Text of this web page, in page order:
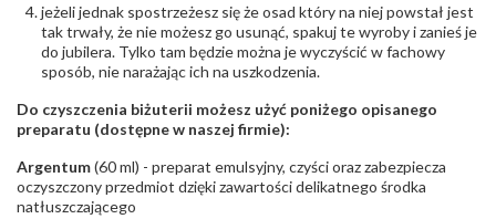
jeżeli jednak spostrzeżesz się że osad który na niej powstał jest
tak trwały, że nie możesz go usunąć, spakuj te wyroby i zanieś je
do jubilera. Tylko tam będzie można je wyczyścić w fachowy
sposób, nie narażając ich na uszkodzenia.
Do czyszczenia biżuterii możesz użyć poniżego opisanego
preparatu (dostępne w naszej firmie):
Argentum(60 ml) - preparat emulsyjny, czyści oraz zabezpiecza
oczyszczony przedmiot dzięki zawartości delikatnego środka
natłuszczającego